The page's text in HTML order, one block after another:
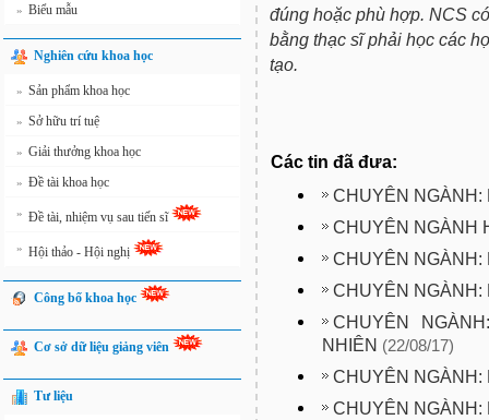
» Biểu mẫu
Nghiên cứu khoa học
» Sản phẩm khoa học
» Sở hữu trí tuệ
» Giải thưởng khoa học
» Đề tài khoa học
» Đề tài, nhiệm vụ sau tiến sĩ
» Hội thảo - Hội nghị
Công bố khoa học
Cơ sở dữ liệu giảng viên
Tư liệu
đúng hoặc phù hợp. NCS
bằng thạc sĩ phải học các
tạo.
Các tin đã đưa:
CHUYÊN NGÀNH:
CHUYÊN NGÀNH
CHUYÊN NGÀNH:
CHUYÊN NGÀNH:
CHUYÊN
NHIÊN (22/08/17)
CHUYÊN NGÀNH:
CHUYÊN NGÀNH: